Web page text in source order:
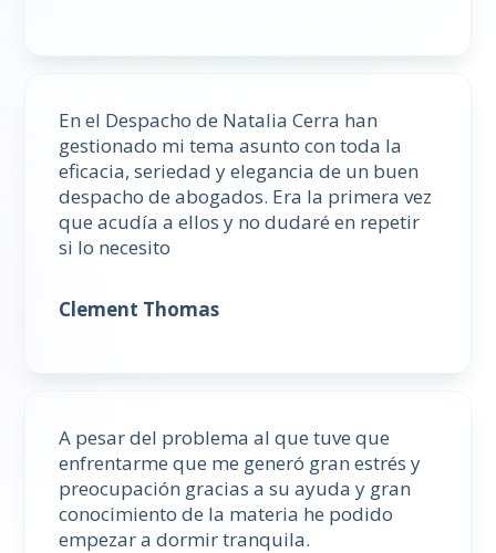
En el Despacho de Natalia Cerra han
gestionado mi tema asunto con toda la
eficacia, seriedad y elegancia de un buen
despacho de abogados. Era la primera vez
que acudía a ellos y no dudaré en repetir
si lo necesito
Clement Thomas
A pesar del problema al que tuve que
enfrentarme que me generó gran estrés y
preocupación gracias a su ayuda y gran
conocimiento de la materia he podido
empezar a dormir tranquila.